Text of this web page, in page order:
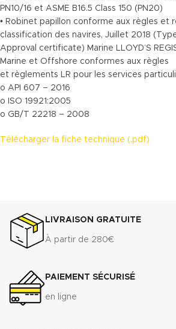
PN10/16 et ASME B16.5 Class 150 (PN20)
• Robinet papillon conforme aux règles et
classification des navires, Juillet 2018
Approval certificate) Marine LLOYD’S
Marine et Offshore conformes aux règles
et règlements LR pour les services
o API 607 – 2016
o ISO 19921:2005
o GB/T 22218 – 2008
Télécharger la fiche technique (.pdf)
LIVRAISON GRATUITE
À partir de 280€
PAIEMENT SÉCURISÉ
en ligne